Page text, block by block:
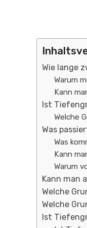
Wie lange
Warum
Kann
Ist
Welche
Was
Was
Kann
Warum
Kann man
Welche
Welche
Ist